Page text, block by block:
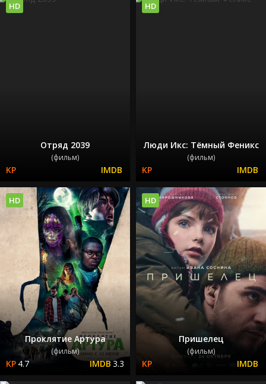
Отряд 2039
(фильм)
HD
Люди Икс: Тёмный Феникс
(фильм)
HD
Проклятие Артура
(фильм)
4.7 3.3
HD
Пришелец
(фильм)
HD